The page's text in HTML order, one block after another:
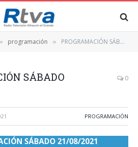
» programación » PROGRAMACIÓN SÁBADO 21/08/2021
SÁBADO
0
PROGRAMACIÓN
SÁBADO 21/08/2021